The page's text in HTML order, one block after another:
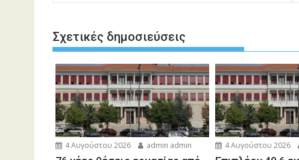
Σχετικές δημοσιεύσεις
4 Αυγούστου 2026 admin admin 4 Αυγούστου 2026